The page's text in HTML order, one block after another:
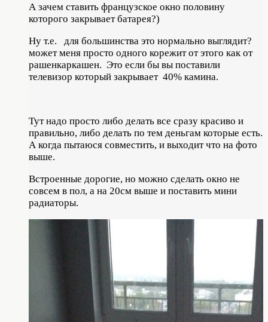
А зачем ставить французское окно половину
которого закрывает батарея?)
Ну т.е. для большинства это нормально выглядит?
может меня просто одного корежит от этого как от
рашенкаркашен. Это если бы вы поставили
телевизор который закрывает 40% камина.
Тут надо просто либо делать все сразу красиво и
правильно, либо делать по тем деньгам которые есть.
А когда пытаюся совместить, и выходит что на фото
выше.
Встроенные дорогие, но можно сделать окно не
совсем в пол, а на 20см выше и поставить мини
радиаторы.